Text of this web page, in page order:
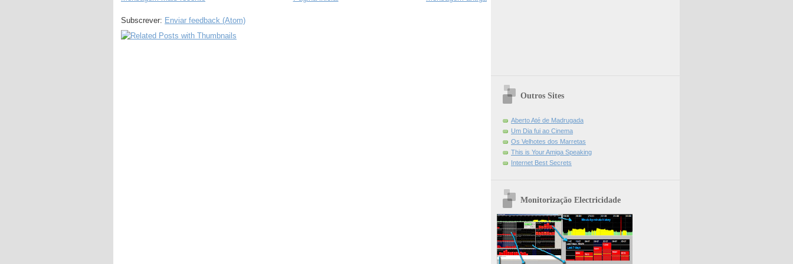
Subscrever: Enviar feedback (Atom)
Outros Sites
Aberto Até de Madrugada
Um Dia fui ao Cinema
Os Velhotes dos Marretas
This is Your Amiga Speaking
Internet Best Secrets
Monitorização Electricidade